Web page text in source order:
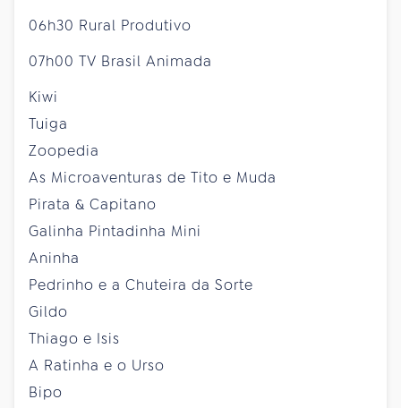
06h30 Rural Produtivo
07h00 TV Brasil Animada
Kiwi
Tuiga
Zoopedia
As Microaventuras de Tito e Muda
Pirata & Capitano
Galinha Pintadinha Mini
Aninha
Pedrinho e a Chuteira da Sorte
Gildo
Thiago e Isis
A Ratinha e o Urso
Bipo